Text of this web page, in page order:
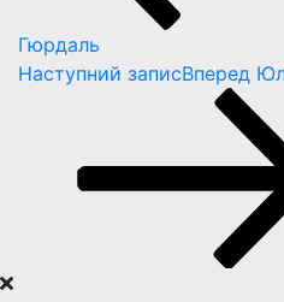
Гюрдаль
Наступний записВперед